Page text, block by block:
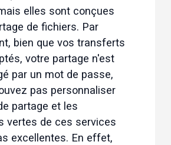
elles sont conçues
de fichiers. Par
bien que vos transferts
votre partage n'est
par un mot de passe,
pas personnaliser
partage et les
vertes de ces services
excellentes. En effet,